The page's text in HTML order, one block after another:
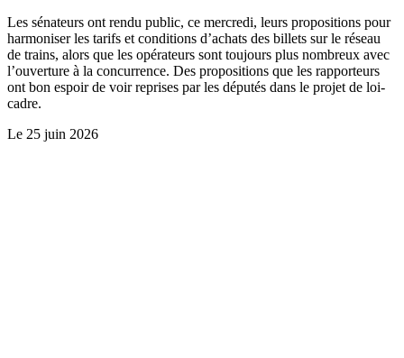
Les sénateurs ont rendu public, ce mercredi, leurs propositions pour
harmoniser les tarifs et conditions d’achats des billets sur le réseau
de trains, alors que les opérateurs sont toujours plus nombreux avec
l’ouverture à la concurrence. Des propositions que les rapporteurs
ont bon espoir de voir reprises par les députés dans le projet de loi-
cadre.
Le 25 juin 2026